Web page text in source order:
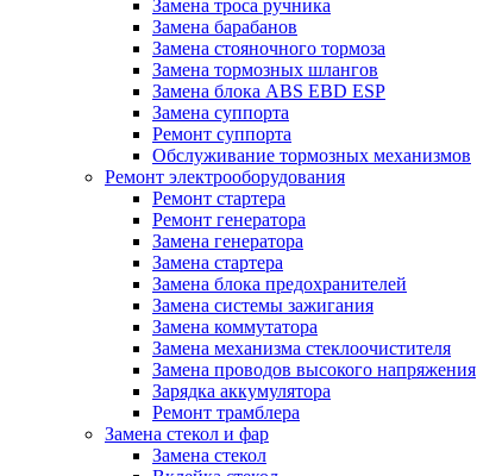
Замена троса ручника
Замена барабанов
Замена стояночного тормоза
Замена тормозных шлангов
Замена блока ABS EBD ESP
Замена суппорта
Ремонт суппорта
Обслуживание тормозных механизмов
Ремонт электрооборудования
Ремонт стартера
Ремонт генератора
Замена генератора
Замена стартера
Замена блока предохранителей
Замена системы зажигания
Замена коммутатора
Замена механизма стеклоочистителя
Замена проводов высокого напряжения
Зарядка аккумулятора
Ремонт трамблера
Замена стекол и фар
Замена стекол